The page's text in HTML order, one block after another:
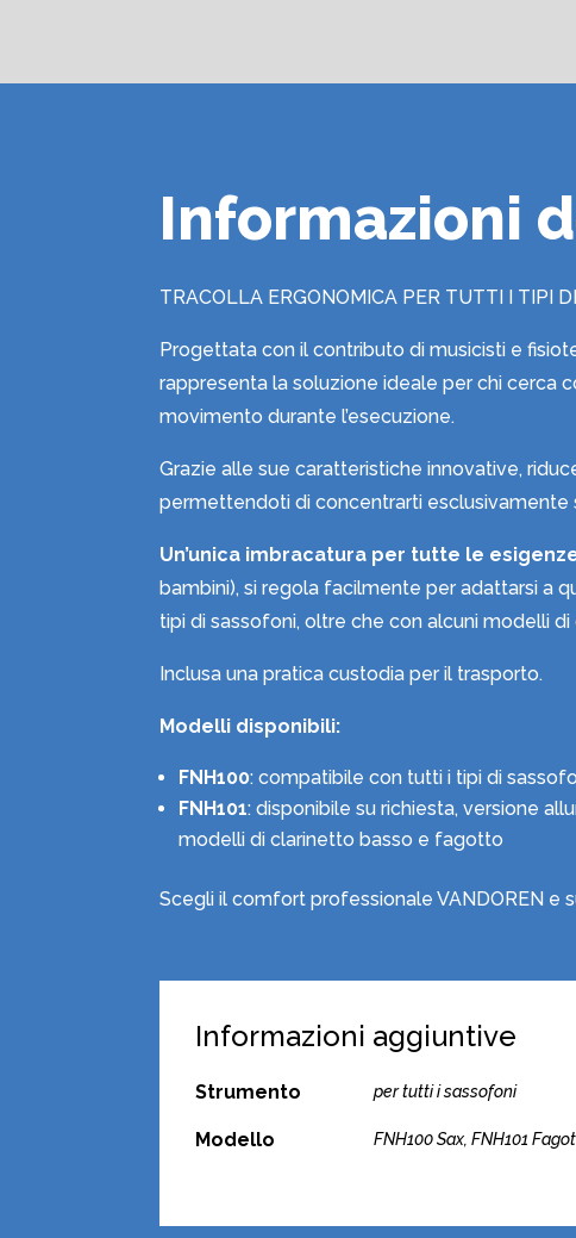
Informazioni
TRACOLLA ERGONOMICA PER TUTTI I TIPI
Progettata con il contributo di musicisti e
rappresenta la soluzione ideale per chi cerca
movimento durante l’esecuzione.
Grazie alle sue caratteristiche innovative,
permettendoti di concentrarti esclusivamente
Un’unica imbracatura per tutte le
bambini), si regola facilmente per adattarsi a
tipi di sassofoni, oltre che con alcuni modelli
Inclusa una pratica custodia per il trasporto.
Modelli disponibili:
FNH100: compatibile con tutti i tipi di
FNH101: disponibile su richiesta, versione
modelli di clarinetto basso e fagotto
Scegli il comfort professionale VANDOREN e
Informazioni aggiuntive
Strumento per tutti i sassofoni
Modello FNH100 Sax, FNH101